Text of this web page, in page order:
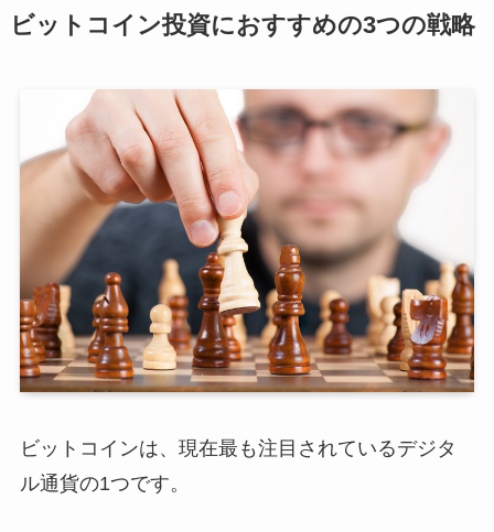
ビットコイン投資におすすめの3つの戦略
ビットコインは、現在最も注目されているデジタ
ル通貨の1つです。